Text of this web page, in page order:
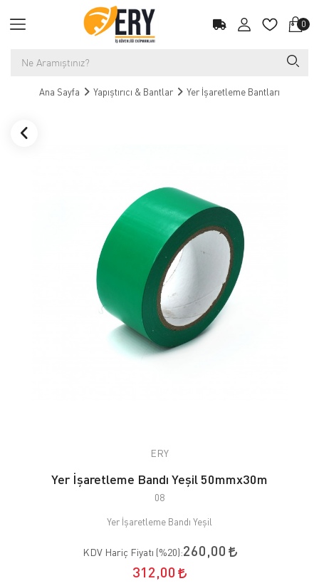
0
Ana Sayfa Yapıştırıcı & Bantlar Yer İşaretleme Bantları
ERY
Yer İşaretleme Bandı Yeşil 50mmx30m
08
Yer İşaretleme Bandı Yeşil
KDV Hariç Fiyatı (%20):260,00
312,00